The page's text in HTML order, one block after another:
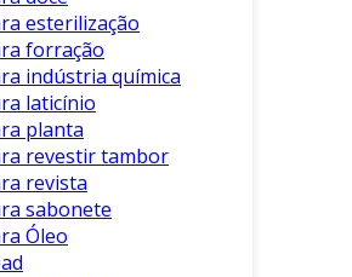
de papel são uma escolha
de roupas e acessórios,
uma experiência de
a versatilidade da
e sua adaptação a
do mercado.
esterilização
forração
indústria química
laticínio
planta
revestir tambor
revista
sabonete
Óleo